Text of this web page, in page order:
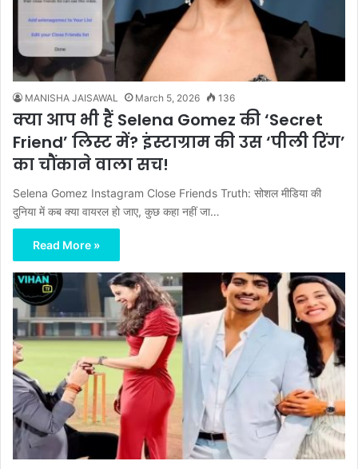
MANISHA JAISAWAL March 5, 2026 136
क्या आप भी हैं Selena Gomez की ‘Secret
Friend’ लिस्ट में? इंस्टाग्राम की उस ‘पीली रिंग’
का चौंकाने वाला सच!
Selena Gomez Instagram Close Friends Truth: सोशल मीडिया की
दुनिया में कब क्या वायरल हो जाए, कुछ कहा नहीं जा…
Read More »